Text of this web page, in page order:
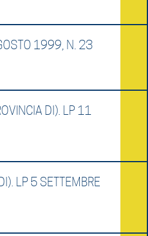
1999, N. 23
DI). LP 11
LP 5 SETTEMBRE